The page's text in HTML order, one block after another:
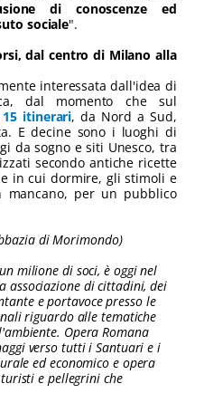
di conoscenze ed
sociale".
dal centro di Milano alla
interessata dall'idea di
dal momento che sul
itinerari, da Nord a Sud,
E decine sono i luoghi di
da sogno e siti Unesco, tra
secondo antiche ricette
in cui dormire, gli stimoli e
mancano, per un pubblico
di Morimondo)
milione di soci, è oggi nel
associazione di cittadini, dei
e portavoce presso le
riguardo alle tematiche
Opera Romana
verso tutti i Santuari e i
ed economico e opera
turisti e pellegrini che